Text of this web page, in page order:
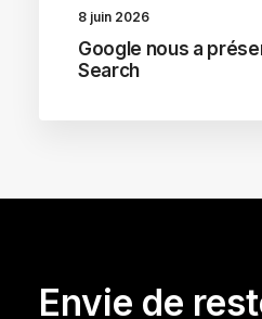
8 juin 2026
Google nous a
Search
Envie de